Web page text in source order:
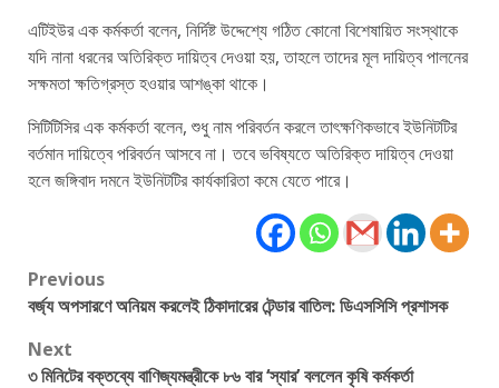
এটিইউর এক কর্মকর্তা বলেন, নির্দিষ্ট উদ্দেশ্যে গঠিত কোনো বিশেষায়িত সংস্থাকে
যদি নানা ধরনের অতিরিক্ত দায়িত্ব দেওয়া হয়, তাহলে তাদের মূল দায়িত্ব পালনের
সক্ষমতা ক্ষতিগ্রস্ত হওয়ার আশঙ্কা থাকে।
সিটিটিসির এক কর্মকর্তা বলেন, শুধু নাম পরিবর্তন করলে তাৎক্ষণিকভাবে ইউনিটটির
বর্তমান দায়িত্বে পরিবর্তন আসবে না। তবে ভবিষ্যতে অতিরিক্ত দায়িত্ব দেওয়া
হলে জঙ্গিবাদ দমনে ইউনিটটির কার্যকারিতা কমে যেতে পারে।
Post
navigation
Previous
বর্জ্য অপসারণে অনিয়ম করলেই ঠিকাদারের টেন্ডার বাতিল: ডিএসসিসি প্রশাসক
Next
৩ মিনিটের বক্তব্যে বাণিজ্যমন্ত্রীকে ৮৬ বার ‘স্যার’ বললেন কৃষি কর্মকর্তা